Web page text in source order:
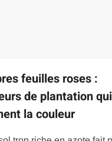
feuilles roses :
de plantation qui
la couleur